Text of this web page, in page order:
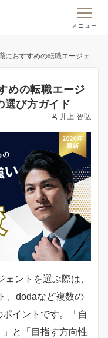
メニュー
エージェント徹底比較｜タイプ別の選び方ガイド
めの転職エージ
選び方ガイド
井上 智弘
ントを選ぶ際は、
、dodaなど複数の
イントです。「自
と「目指す方向性